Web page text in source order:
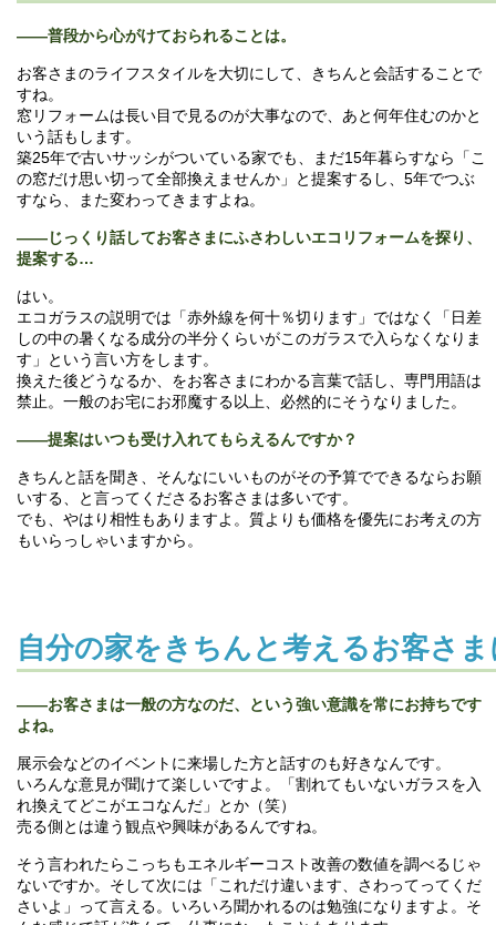
――普段から心がけておられることは。
お客さまのライフスタイルを大切にして、きちんと会話することで
すね。
窓リフォームは長い目で見るのが大事なので、あと何年住むのかと
いう話もします。
築25年で古いサッシがついている家でも、まだ15年暮らすなら「こ
の窓だけ思い切って全部換えませんか」と提案するし、5年でつぶ
すなら、また変わってきますよね。
――じっくり話してお客さまにふさわしいエコリフォームを探り、
提案する…
はい。
エコガラスの説明では「赤外線を何十％切ります」ではなく「日差
しの中の暑くなる成分の半分くらいがこのガラスで入らなくなりま
す」という言い方をします。
換えた後どうなるか、をお客さまにわかる言葉で話し、専門用語は
禁止。一般のお宅にお邪魔する以上、必然的にそうなりました。
――提案はいつも受け入れてもらえるんですか？
きちんと話を聞き、そんなにいいものがその予算でできるならお願
いする、と言ってくださるお客さまは多いです。
でも、やはり相性もありますよ。質よりも価格を優先にお考えの方
もいらっしゃいますから。
自分の家をきちんと考えるお客さ
――お客さまは一般の方なのだ、という強い意識を常にお持ちです
よね。
展示会などのイベントに来場した方と話すのも好きなんです。
いろんな意見が聞けて楽しいですよ。「割れてもいないガラスを入
れ換えてどこがエコなんだ」とか（笑）
売る側とは違う観点や興味があるんですね。
そう言われたらこっちもエネルギーコスト改善の数値を調べるじゃ
ないですか。そして次には「これだけ違います、さわってってくだ
さいよ」って言える。いろいろ聞かれるのは勉強になりますよ。そ